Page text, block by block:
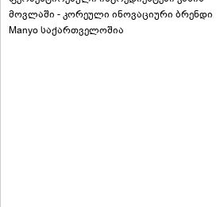
მოვლაში - კორეული ინოვაციური ბრენდი
Manyo საქართველოშია